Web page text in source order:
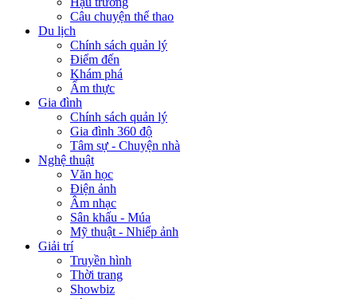
Câu chuyện thể thao
Du lịch
Chính sách quản lý
Điểm đến
Khám phá
Ẩm thực
Gia đình
Chính sách quản lý
Gia đình 360 độ
Tâm sự - Chuyện nhà
Nghệ thuật
Văn học
Điện ảnh
Âm nhạc
Sân khấu - Múa
Mỹ thuật - Nhiếp ảnh
Giải trí
Truyền hình
Thời trang
Showbiz